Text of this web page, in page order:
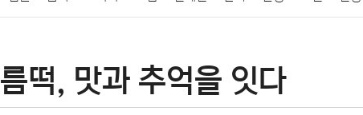
건강 의료 의학 경제 마케팅 부동산 외국어
떡, 맛과 추억을 잇다